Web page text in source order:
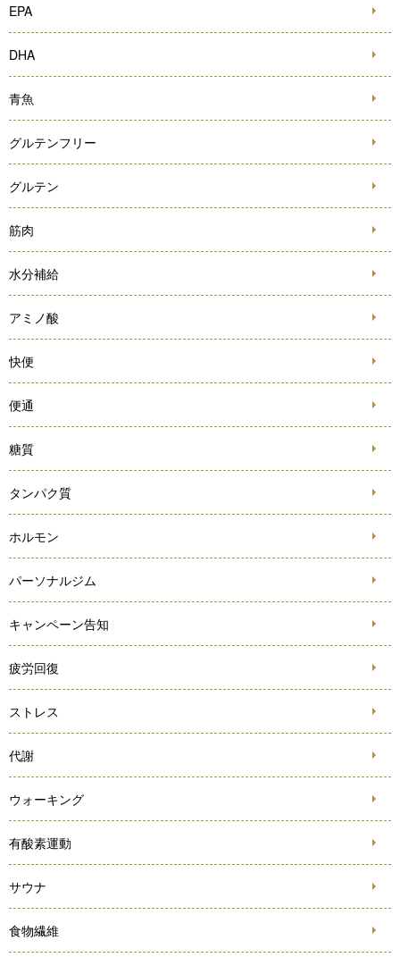
EPA
DHA
青魚
グルテンフリー
グルテン
筋肉
水分補給
アミノ酸
快便
便通
糖質
タンパク質
ホルモン
パーソナルジム
キャンペーン告知
疲労回復
ストレス
代謝
ウォーキング
有酸素運動
サウナ
食物繊維